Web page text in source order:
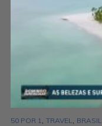
50 POR 1 TRAVEL BRASIL